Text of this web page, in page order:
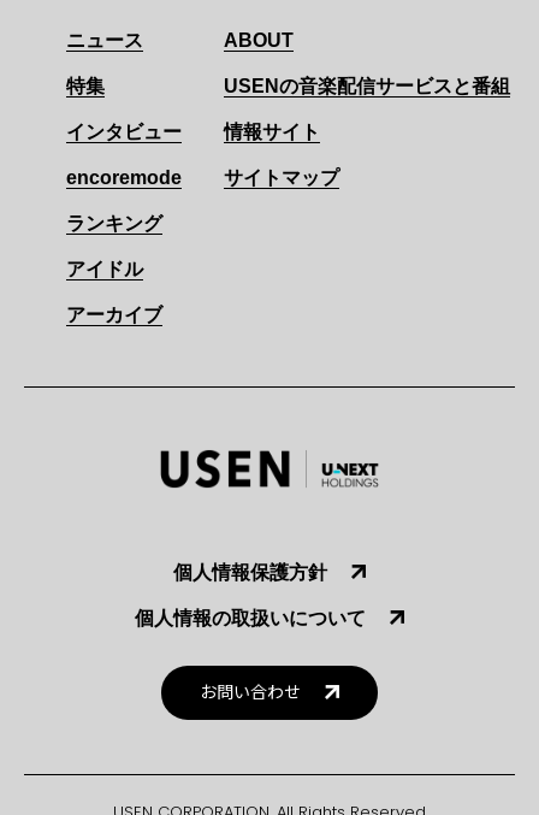
ニュース
特集
インタビュー
encoremode
ランキング
アイドル
アーカイブ
ABOUT
USENの音楽配信サービスと番組
情報サイト
サイトマップ
個人情報保護方針
個人情報の取扱いについて
お問い合わせ